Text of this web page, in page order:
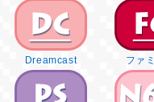
Dreamcast ファ